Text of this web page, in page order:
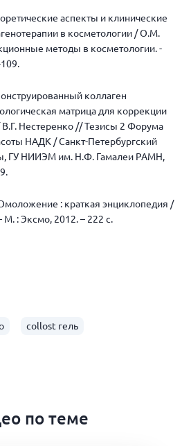
аспекты и клинические
в косметологии / О.М.
методы в косметологии. -
коллаген
матрица для коррекции
Нестеренко // Тезисы 2 Форума
НАДК / Санкт-Петербургский
ГУ НИИЭМ им. Н.Ф. Гамалеи РАМН,
: краткая энциклопедия /
М. : Эксмо, 2012. – 222 c.
collost гель
по теме